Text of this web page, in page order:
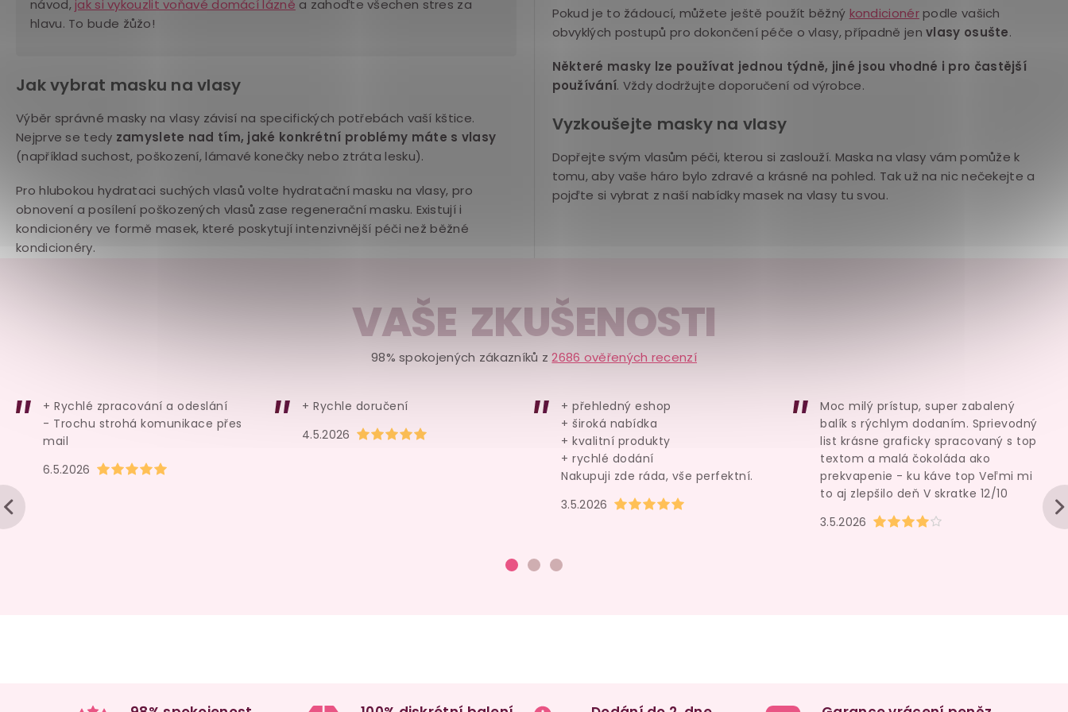
návod, jak si vykouzlit voňavé domácí lázně a zahoďte všechen stres za
hlavu. To bude žůžo!
Jak vybrat masku na vlasy
Výběr správné masky na vlasy závisí na specifických potřebách vaší kštice.
Nejprve se tedy zamyslete nad tím, jaké konkrétní problémy máte s vlasy
(například suchost, poškození, lámavé konečky nebo ztráta lesku).
Pro hlubokou hydrataci suchých vlasů volte hydratační masku na vlasy, pro
obnovení a posílení poškozených vlasů zase regenerační masku. Existují i
kondicionéry ve formě masek, které poskytují intenzivnější péči než běžné
kondicionéry.
Pokud je to žádoucí, můžete ještě použít běžný kondicionérpodle vašich
obvyklých postupů pro dokončení péče o vlasy, případně jenvlasy osušte.
Některé masky lze používat jednou týdně, jiné jsou vhodné i pro častější
používání. Vždy dodržujte doporučení od výrobce.
Vyzkoušejte masky na vlasy
Dopřejte svým vlasům péči, kterou si zaslouží. Maska na vlasy vám pomůže k
tomu, aby vaše háro bylo zdravé a krásné na pohled. Tak už na nic nečekejte a
pojďte si vybrat z naší nabídky masek na vlasy tu svou.
VAŠE ZKUŠENOSTI
98% spokojených zákazníků z2686 ověřených recenzí
Hodnocení obchodu je 5 z 5 hvězdiček.
6.5.2026
+ Rychlé zpracování a odeslání
- Trochu strohá komunikace přes
mail
Hodnocení obchodu je 5 z 5 hvězdiček.
4.5.2026
+ Rychle doručení
Hodnocení obchodu je 5 z 5 hvězdiček.
3.5.2026
+ přehledný eshop
+ široká nabídka
+ kvalitní produkty
+ rychlé dodání
Nakupuji zde ráda, vše perfektní.
Hodnocení obchodu je 4 z 5
3.5.2026
Moc milý prístup, super zabalený
balík s rýchlym dodaním. Sprievodný
list krásne graficky spracovaný s top
textom a malá čokoláda ako
prekvapenie - ku káve top Veľmi mi
to aj zlepšilo deň V skratke 12/10